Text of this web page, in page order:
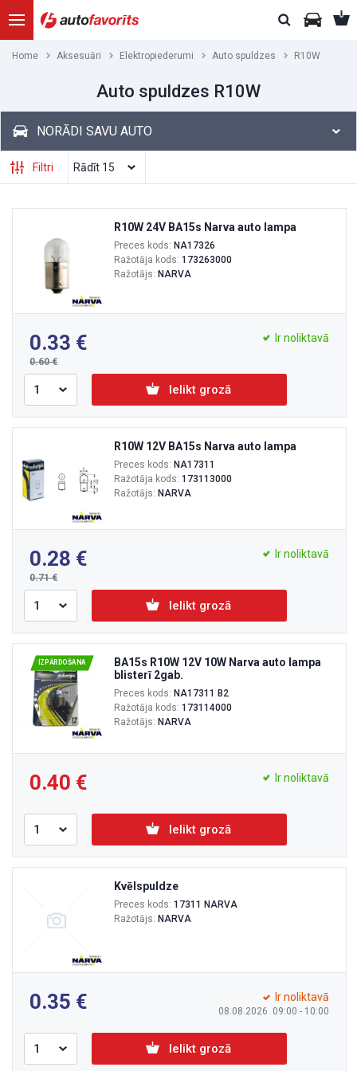
Home Aksesuāri Elektropiederumi Auto spuldzes R10W
Auto spuldzes R10W
NORĀDI SAVU AUTO
Filtri
R10W 24V BA15s Narva auto lampa
Preces kods: NA17326
Ražotāja kods: 173263000
Ražotājs: NARVA
0.33
0.60
Ir noliktavā
Ielikt grozā
R10W 12V BA15s Narva auto lampa
Preces kods: NA17311
Ražotāja kods: 173113000
Ražotājs: NARVA
0.28
0.71
Ir noliktavā
Ielikt grozā
IZPĀRDOŠANA
BA15s R10W 12V 10W Narva auto lampa
blisterī 2gab.
Preces kods: NA17311 B2
Ražotāja kods: 173114000
Ražotājs: NARVA
0.40 Ir noliktavā
Ielikt grozā
Kvēlspuldze
Preces kods: 17311 NARVA
Ražotājs: NARVA
0.35 08.08.2026 09:00 - 10:00
Ir noliktavā
Ielikt grozā